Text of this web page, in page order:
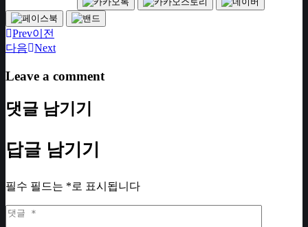
Prev이전
다음
Next
Leave a comment
댓글 남기기
답글 남기기
필수 필드는 *로 표시됩니다